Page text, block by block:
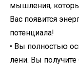
мышления,
Вас появится
потенциала!
• Вы полностью
лени. Вы